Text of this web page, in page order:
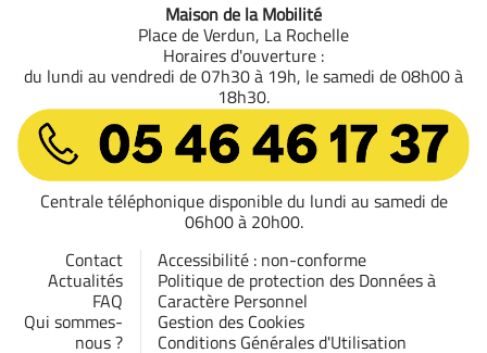
Maison de la Mobilité
Place de Verdun, La Rochelle
Horaires d'ouverture :
du lundi au vendredi de 07h30 à 19h, le samedi de 08h00 à
18h30.
05 46 46 17 37
Centrale téléphonique disponible du lundi au samedi de
06h00 à 20h00.
Contact
Actualités
FAQ
Qui sommes-
nous ?
Accessibilité : non-conforme
Politique de protection des Données à
Caractère Personnel
Gestion des Cookies
Conditions Générales d'Utilisation